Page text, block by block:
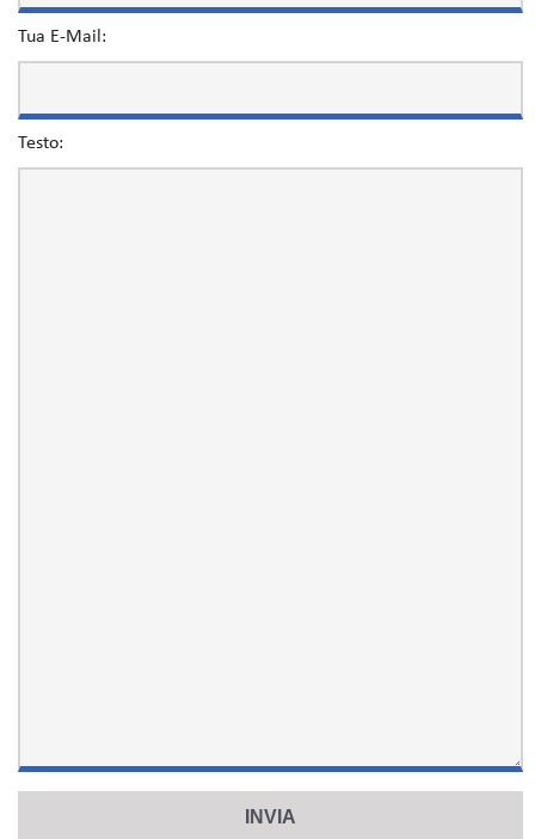
Tua E-Mail:
Testo: